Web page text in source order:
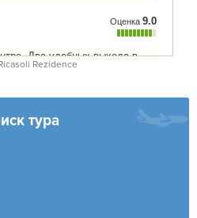
Rezidence
тура